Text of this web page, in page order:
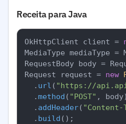
Receita para Java
OkHttpClient client =
MediaType mediaType =
RequestBody body =
Request request = new
		.
url ( "https://
		.
method ( "POST" , body)
		.
addHeader( "Content-
		.
build ();